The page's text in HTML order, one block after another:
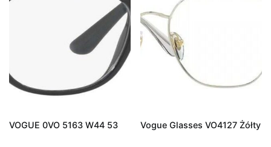
VOGUE 0VO 5163 W44 53 Vogue Glasses VO4127 Żółty